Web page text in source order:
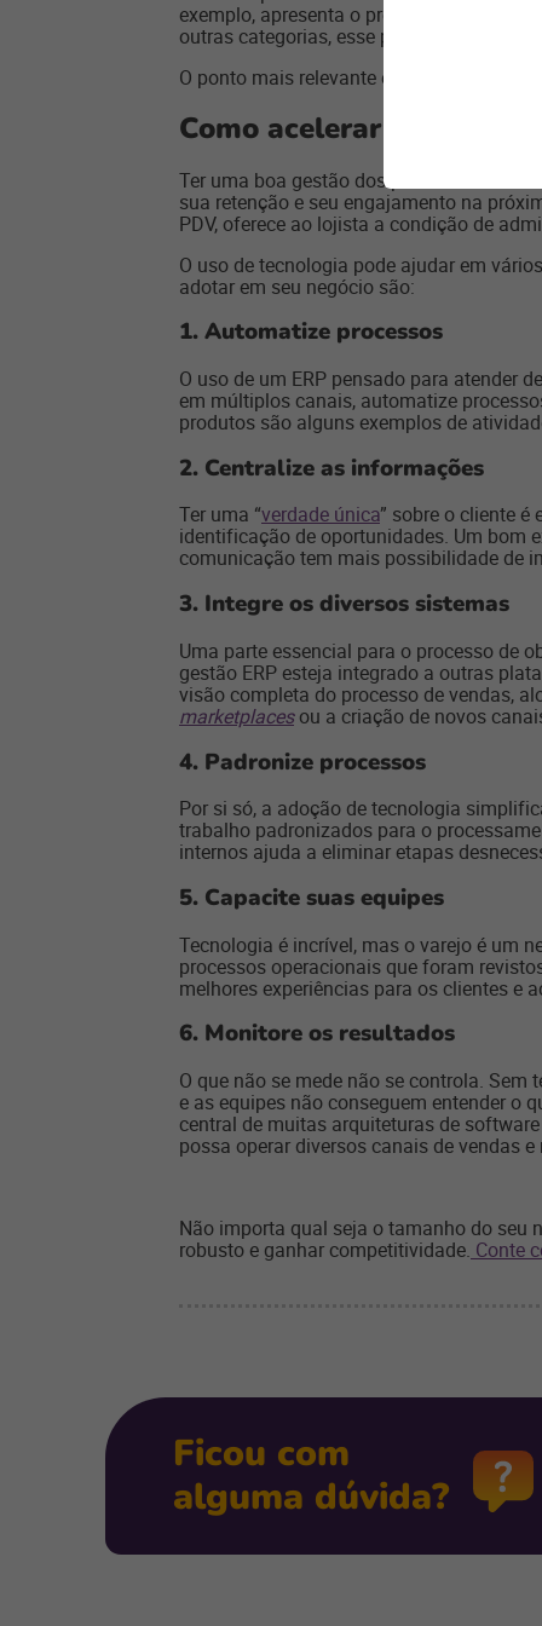
exemplo, apresenta o preço dos
outras categorias, esse processo se torna
O ponto mais relevante é garantir que
Como acelerar o ciclo de
Ter uma boa gestão dos pedidos é
sua retenção e seu engajamento na
PDV, oferece ao lojista a condição de
O uso de tecnologia pode ajudar em
adotar em seu negócio são:
1.Automatize processos
O uso de um ERP pensado para atender
em múltiplos canais, automatize
produtos são alguns exemplos de
2. Centralize as informações
Ter uma “verdade única” sobre o cliente
identificação de oportunidades. Um bom
comunicação tem mais possibilidade de
3. Integre os diversos sistemas
Uma parte essencial para o processo de
gestão ERP esteja integrado a outras
visão completa do processo de vendas,
marketplaces ou a criação de novos
4. Padronize processos
Por si só, a adoção de tecnologia
trabalho padronizados para o
internos ajuda a eliminar etapas
5. Capacite suas equipes
Tecnologia é incrível, mas o varejo é um
processos operacionais que foram
melhores experiências para os clientes e
6. Monitore os resultados
O que não se mede não se controla.
e as equipes não conseguem entender o
central de muitas arquiteturas de
possa operar diversos canais de vendas
Não importa qual seja o tamanho do seu
robusto e ganhar competitividade. Conte
Ficou com
alguma dúvida?